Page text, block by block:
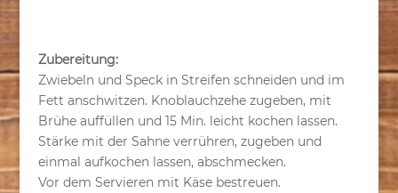
Zubereitung:
Zwiebeln und Speck in Streifen schneiden und im
Fett anschwitzen. Knoblauchzehe zugeben, mit
Brühe auffüllen und 15 Min. leicht kochen lassen.
Stärke mit der Sahne verrühren, zugeben und
einmal aufkochen lassen, abschmecken.
Vor dem Servieren mit Käse bestreuen.